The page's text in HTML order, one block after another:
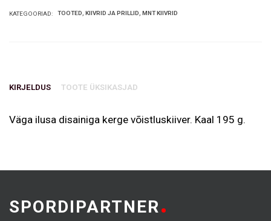
KATEGOORIAD: TOOTED KIIVRID JA PRILLID MNT KIIVRID
KIRJELDUS TOOTE ÜKSIKASJAD
Väga ilusa disainiga kerge võistluskiiver. Kaal 195 g.
SPORDIPARTNER